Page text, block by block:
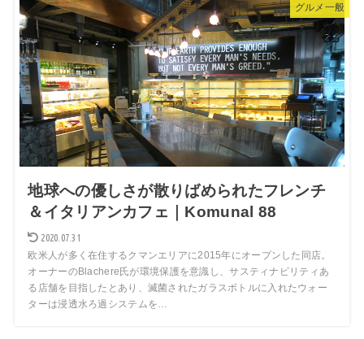
グルメ一般
地球への優しさが散りばめられたフレンチ
＆イタリアンカフェ｜Komunal 88
2020.07.31
欧米人が多く在住するクマンエリアに2015年にオープンした同店。
オーナーのBlachere氏が環境保護を意識し、サスティナビリティあ
る店舗を目指したとあり、滅菌されたガラスボトルに入れたウォー
ターは浸透水ろ過システムを…